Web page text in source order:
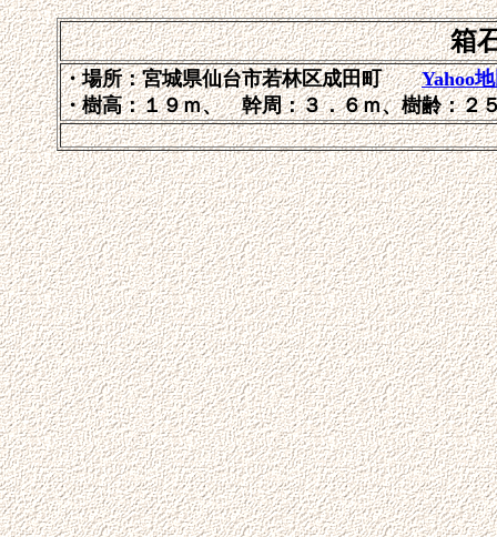
箱
・場所：宮城県仙台市若林区成田町Yahoo
・樹高：１９ｍ、 幹周：３．６ｍ、樹齢：